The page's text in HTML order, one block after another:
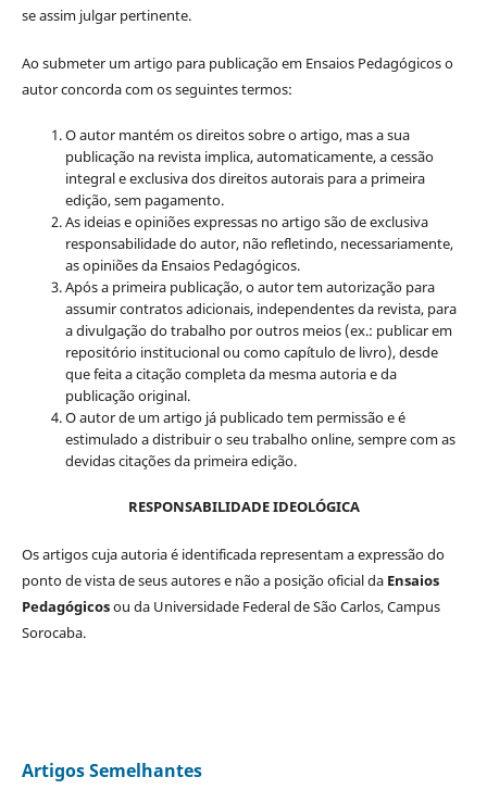
se assim julgar pertinente.
Ao submeter um artigo para publicação em Ensaios Pedagógicos o
autor concorda com os seguintes termos:
O autor mantém os direitos sobre o artigo, mas a sua
publicação na revista implica, automaticamente, a cessão
integral e exclusiva dos direitos autorais para a primeira
edição, sem pagamento.
As ideias e opiniões expressas no artigo são de exclusiva
responsabilidade do autor, não refletindo, necessariamente,
as opiniões da Ensaios Pedagógicos.
Após a primeira publicação, o autor tem autorização para
assumir contratos adicionais, independentes da revista, para
a divulgação do trabalho por outros meios (ex.: publicar em
repositório institucional ou como capítulo de livro), desde
que feita a citação completa da mesma autoria e da
publicação original.
O autor de um artigo já publicado tem permissão e é
estimulado a distribuir o seu trabalho online, sempre com as
devidas citações da primeira edição.
RESPONSABILIDADE IDEOLÓGICA
Os artigos cuja autoria é identificada representam a expressão do
ponto de vista de seus autores e não a posição oficial da Ensaios
Pedagógicosou da Universidade Federal de São Carlos, Campus
Sorocaba.
Artigos Semelhantes